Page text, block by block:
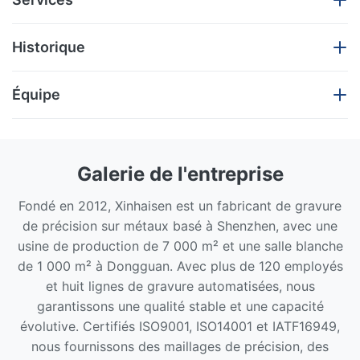
Xinhaisen Technology Limited:
pour chaque étape
Chez Xinhaisen Technology Limited, nous fournissons des
solutions de fabrication de bout en bout adaptées aux exigences
mondiales de l'industrie.et soudage par diffusionNous assurons
des transitions transparentes avec une précision de micron et une
cohérence de lot.
Nous sommes spécialisés dans les composants sur mesure tels
que les pièces métalliques ultra-minces, les mailles complexes et
les ensembles soudés de haute résistance.Notre approche axée
Historique
Création d'une usine de gravure standard de 2 000
㎡
Construction de 2 lignes de production de gravure
professionnelle
Axé sur les solutions de gravure des métaux de
haute précision
Servir les clients de l'électronique et de la fabrication
industrielle
Équipe
Galerie de l'entreprise
Fondé en 2012, Xinhaisen est un fabricant de gravure
de précision sur métaux basé à Shenzhen, avec une
usine de production de 7 000 m² et une salle blanche
de 1 000 m² à Dongguan. Avec plus de 120 employés
et huit lignes de gravure automatisées, nous
garantissons une qualité stable et une capacité
évolutive. Certifiés ISO9001, ISO14001 et IATF16949,
nous fournissons des maillages de précision, des